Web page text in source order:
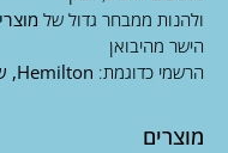
ולהנות ממבחר גדול של
הישר מהיבואן
הרשמי כדוגמת: Hemilton, שריג
מוצרים